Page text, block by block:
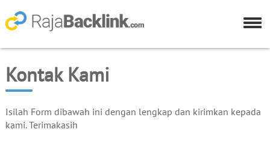
Kontak Kami
Isilah Form dibawah ini dengan lengkap dan kirimkan kepada
kami. Terimakasih